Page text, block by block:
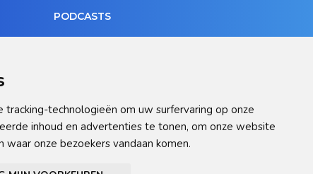
tracking-technologieën om uw surfervaring op onze
inhoud en advertenties te tonen, om onze website
onze bezoekers vandaan komen.
PODCASTS
aan